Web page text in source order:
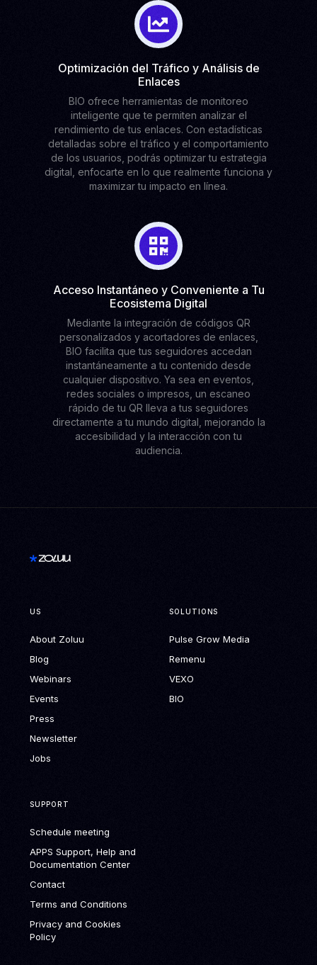
Optimización del Tráfico y Análisis de
Enlaces
BIO ofrece herramientas de monitoreo
inteligente que te permiten analizar el
rendimiento de tus enlaces. Con estadísticas
detalladas sobre el tráfico y el comportamiento
de los usuarios, podrás optimizar tu estrategia
digital, enfocarte en lo que realmente funciona y
maximizar tu impacto en línea.
Acceso Instantáneo y Conveniente a Tu
Ecosistema Digital
Mediante la integración de códigos QR
personalizados y acortadores de enlaces,
BIO facilita que tus seguidores accedan
instantáneamente a tu contenido desde
cualquier dispositivo. Ya sea en eventos,
redes sociales o impresos, un escaneo
rápido de tu QR lleva a tus seguidores
directamente a tu mundo digital, mejorando la
accesibilidad y la interacción con tu
audiencia.
US
About Zoluu
Blog
Webinars
Events
Press
Newsletter
Jobs
SOLUTIONS
Pulse Grow Media
Remenu
VEXO
BIO
SUPPORT
Schedule meeting
APPS Support, Help and
Documentation Center
Contact
Terms and Conditions
Privacy and Cookies
Policy